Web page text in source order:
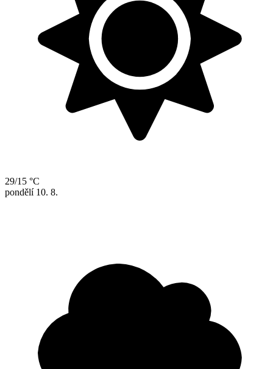
29/15 °C
pondělí 10. 8.